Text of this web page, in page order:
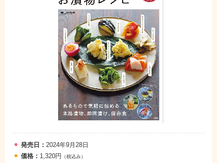
発売日： 2024年9月28日
価格： 1,320円 （税込み）